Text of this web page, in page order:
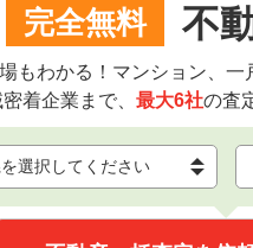
完全無料 不
もわかる！マンション、一
着企業まで、 最大6社の査